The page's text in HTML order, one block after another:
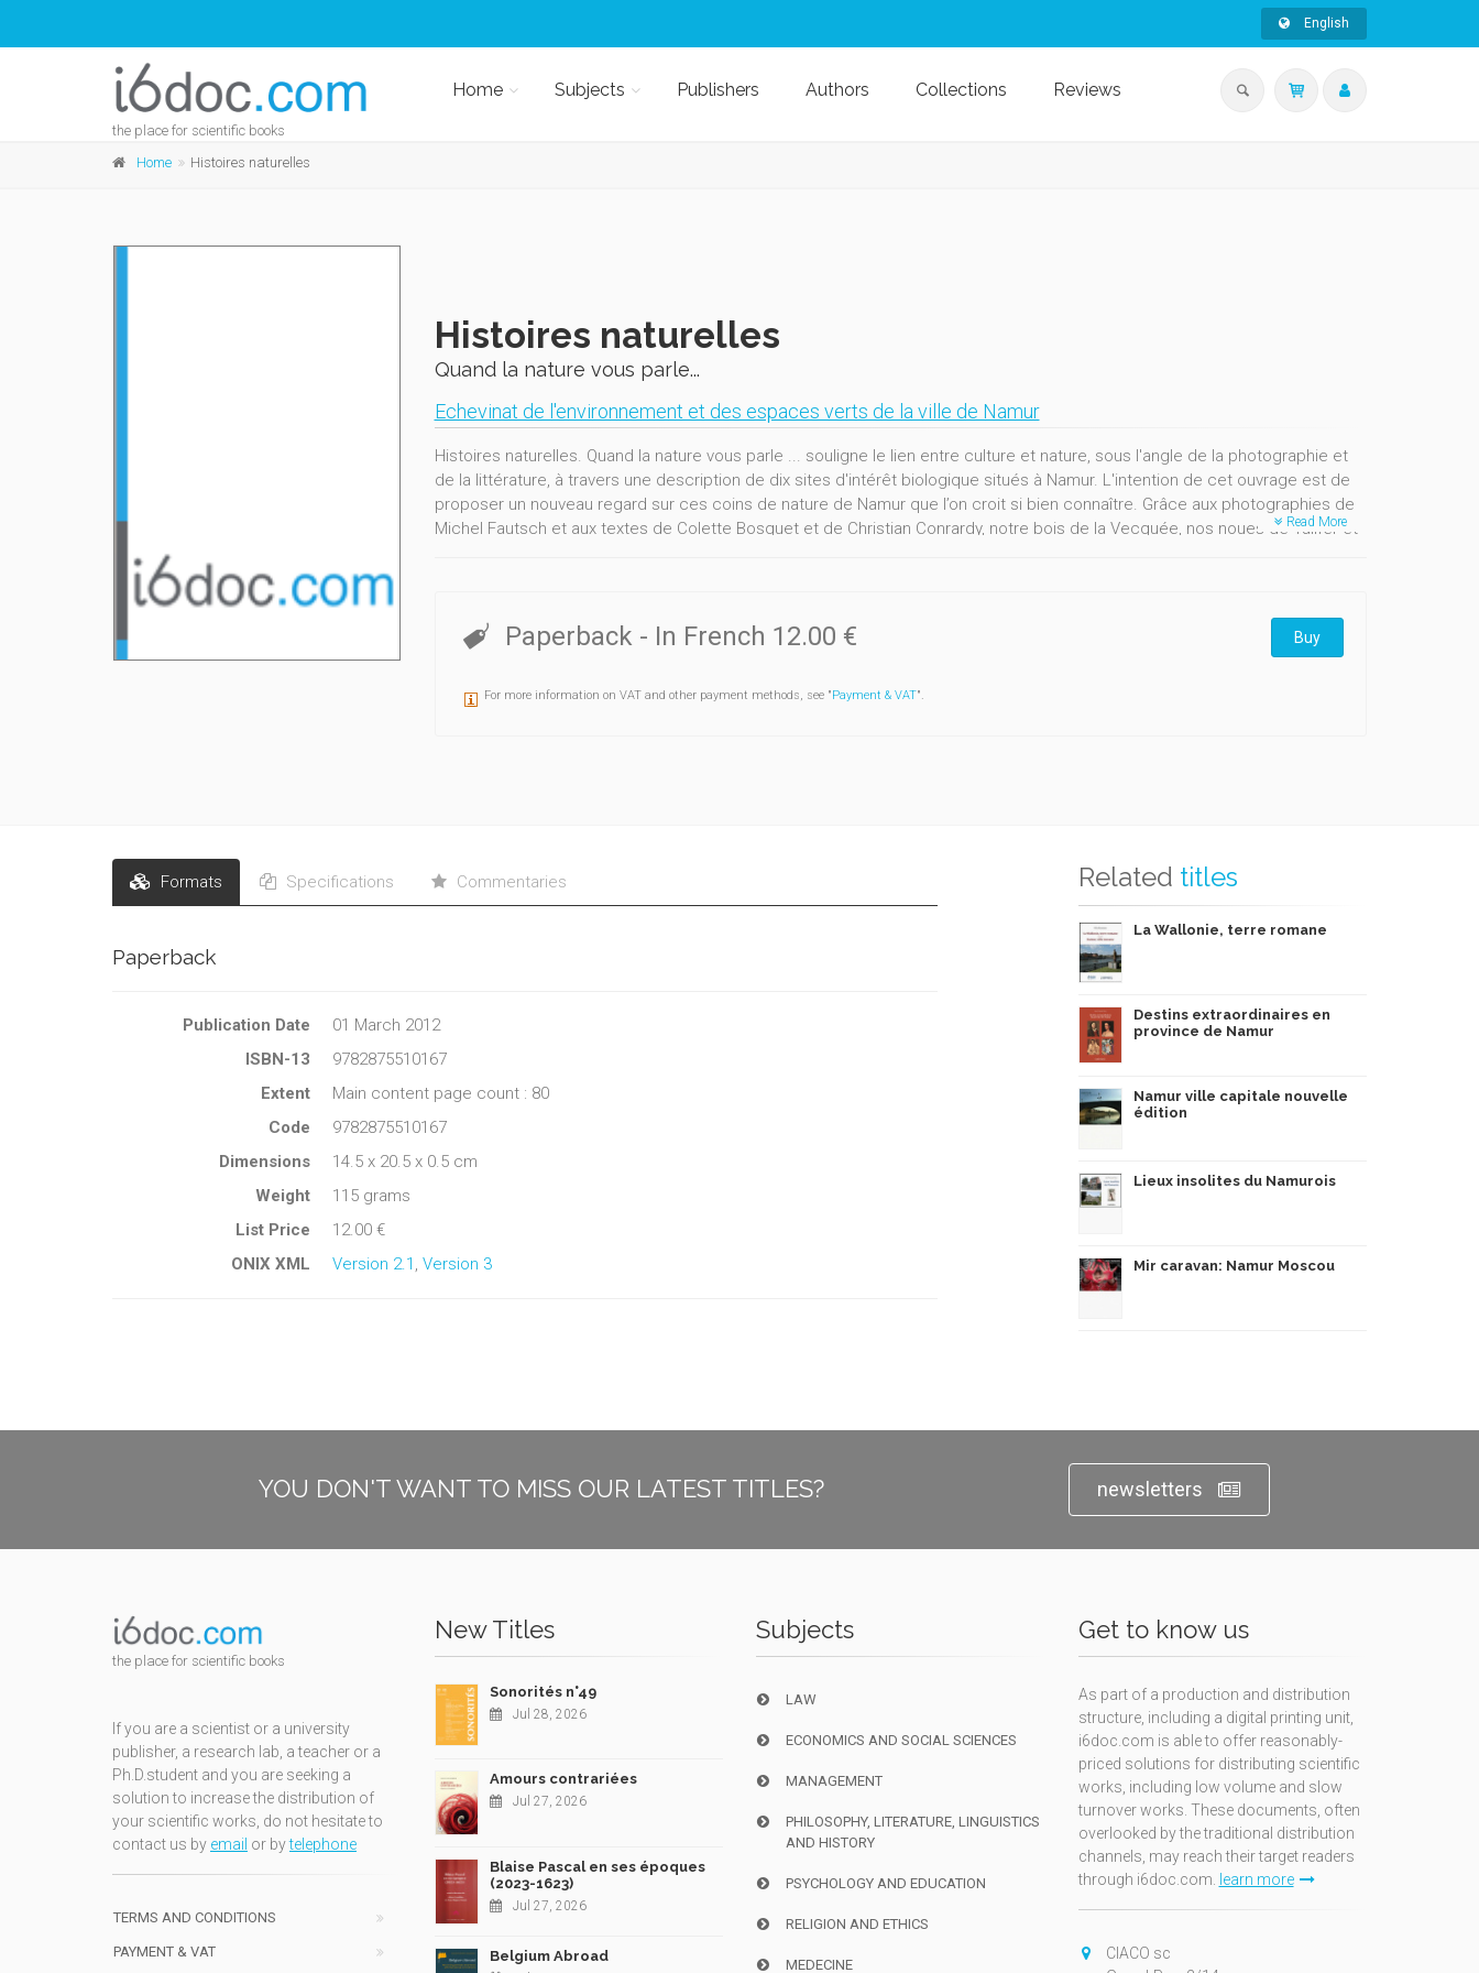
English
the place for scientific books
Home Subjects Publishers Authors Collections Reviews
Home Histoires naturelles
Histoires naturelles
Quand la nature vous parle...
Echevinat de l'environnement et des espaces verts de la ville de Namur
Histoires naturelles. Quand la nature vous parle ... souligne le lien entre culture et nature, sous l'angle de la photographie et
de la littérature, à travers une description de dix sites d'intérêt biologique situés à Namur. L'intention de cet ouvrage est de
proposer un nouveau regard sur ces coins de nature de Namur que l’on croit si bien connaître. Grâce aux photographies de
Michel Fautsch et aux textes de Colette Bosquet et de Christian Conrardy, notre bois de la Vecquée, nos noues de Tailfer et
Read More
Paperback - In French 12.00 € Buy
For more information on VAT and other payment methods, see "Payment & VAT".
Formats Specifications Commentaries
Paperback
Publication Date
01 March 2012
ISBN-13
9782875510167
Extent
Main content page count : 80
Code
9782875510167
Dimensions
14.5 x 20.5 x 0.5 cm
Weight
115 grams
List Price
12.00 €
ONIX XML
Version 2.1 Version 3
Related titles
La Wallonie, terre romane
Destins extraordinaires en
province de Namur
Namur ville capitale nouvelle
édition
Lieux insolites du Namurois
Mir caravan: Namur Moscou
YOU DON'T WANT TO MISS OUR LATEST TITLES? newsletters
the place for scientific books
If you are a scientist or a university
publisher, a research lab, a teacher or a
Ph.D.student and you are seeking a
solution to increase the distribution of
your scientific works, do not hesitate to
contact us by email or bytelephone
TERMS AND CONDITIONS
PAYMENT & VAT
New Titles
Sonorités n°49
Jul 28, 2026
Amours contrariées
Jul 27, 2026
Blaise Pascal en ses époques
(2023-1623)
Jul 27, 2026
Belgium Abroad
Subjects
LAW
ECONOMICS AND SOCIAL SCIENCES
MANAGEMENT
PHILOSOPHY, LITERATURE, LINGUISTICS
AND HISTORY
PSYCHOLOGY AND EDUCATION
RELIGION AND ETHICS
MEDECINE
Get to know us
As part of a production and distribution
structure, including a digital printing unit,
i6doc.com is able to offer reasonably-
priced solutions for distributing scientific
works, including low volume and slow
turnover works. These documents, often
overlooked by the traditional distribution
channels, may reach their target readers
through i6doc.com. learn more
CIACO sc